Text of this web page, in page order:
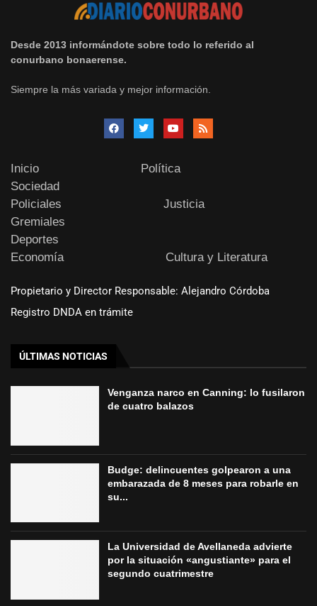
Desde 2013 informándote sobre todo lo referido al
conurbano bonaerense.
Siempre la más variada y mejor información.
Inicio
Política
Sociedad
Policiales
Justicia
Gremiales
Deportes
Economía
Cultura y Literatura
Propietario y Director Responsable: Alejandro Córdoba
Registro DNDA en trámite
ÚLTIMAS NOTICIAS
Venganza narco en Canning: lo fusilaron
de cuatro balazos
Budge: delincuentes golpearon a una
embarazada de 8 meses para robarle en
su...
La Universidad de Avellaneda advierte
por la situación «angustiante» para el
segundo cuatrimestre